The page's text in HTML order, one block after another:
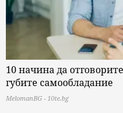
10 начина да
губите самообладание
MelomanBG - 10te.bg